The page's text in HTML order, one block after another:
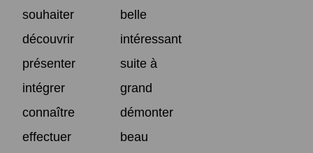
souhaiter
belle
découvrir
intéressant
présenter
suite à
intégrer
grand
connaître
démonter
effectuer
beau